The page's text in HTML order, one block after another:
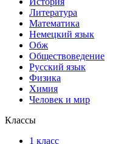
Литература
Математика
Немецкий язык
Обж
Обществоведение
Русский язык
Физика
Химия
Человек и мир
Классы
1 класс